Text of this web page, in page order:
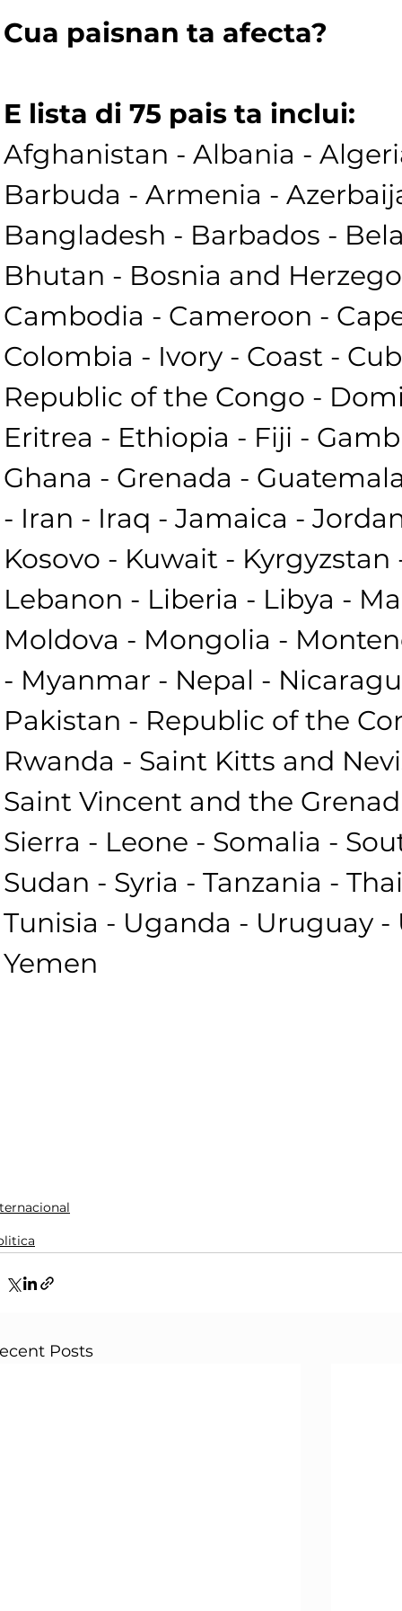
Cua paisnan ta afecta?
E lista di 75 pais ta inclui:
Afghanistan - Albania -
Barbuda - Armenia -
Bangladesh - Barbados -
Bhutan - Bosnia and
Cambodia - Cameroon -
Colombia - Ivory - Coast -
Republic of the Congo -
Eritrea - Ethiopia - Fiji -
Ghana - Grenada -
- Iran - Iraq - Jamaica -
Kosovo - Kuwait - Kyrgyzstan
Lebanon - Liberia - Libya -
Moldova - Mongolia -
- Myanmar - Nepal -
Pakistan - Republic of the
Rwanda - Saint Kitts and
Saint Vincent and the
Sierra - Leone - Somalia -
Sudan - Syria - Tanzania -
Tunisia - Uganda - Uruguay
Yemen
Posts